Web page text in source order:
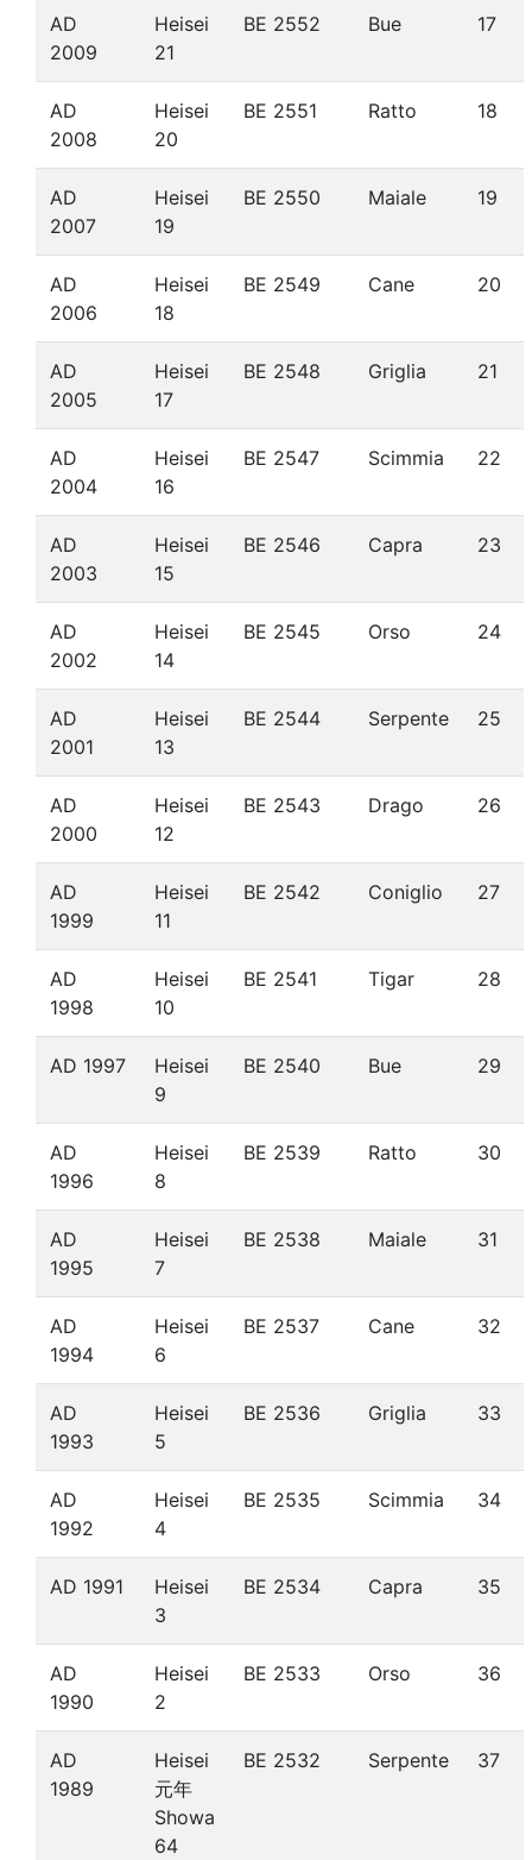
AD
2009
Heisei
21
BE 2552 Bue 17
AD
2008
Heisei
20
BE 2551 Ratto 18
AD
2007
Heisei
19
BE 2550 Maiale 19
AD
2006
Heisei
18
BE 2549 Cane 20
AD
2005
Heisei
17
BE 2548 Griglia 21
AD
2004
Heisei
16
BE 2547 Scimmia 22
AD
2003
Heisei
15
BE 2546 Capra 23
AD
2002
Heisei
14
BE 2545 Orso 24
AD
2001
Heisei
13
BE 2544 Serpente 25
AD
2000
Heisei
12
BE 2543 Drago 26
AD
1999
Heisei
11
BE 2542 Coniglio 27
AD
1998
Heisei
10
BE 2541 Tigar 28
AD 1997
Heisei
9
BE 2540 Bue 29
AD
1996
Heisei
8
BE 2539 Ratto 30
AD
1995
Heisei
7
BE 2538 Maiale 31
AD
1994
Heisei
6
BE 2537 Cane 32
AD
1993
Heisei
5
BE 2536 Griglia 33
AD
1992
Heisei
4
BE 2535 Scimmia 34
AD 1991
Heisei
3
BE 2534 Capra 35
AD
1990
Heisei
2
BE 2533 Orso 36
AD
1989
Heisei
元年
Showa
64
BE 2532 Serpente 37